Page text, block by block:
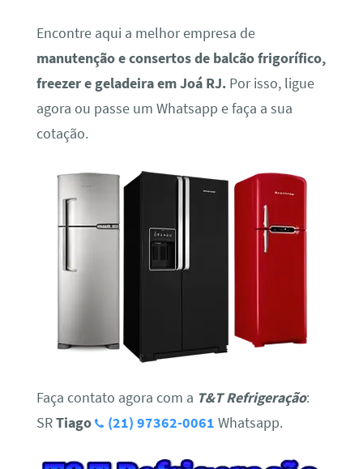
Encontre aqui a melhor empresa de
manutenção e consertos de balcão frigorífico,
freezer e geladeira em Joá RJ.Por isso, ligue
agora ou passe um Whatsapp e faça a sua
cotação.
Faça contato agora com a T&T Refrigeração:
SRTiago (21) 97362-0061 Whatsapp.